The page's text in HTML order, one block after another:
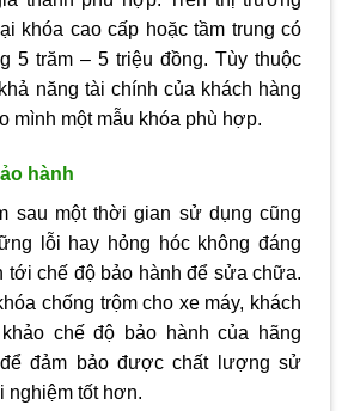
khóa cao cấp hoặc tầm trung có
5 trăm – 5 triệu đồng. Tùy thuộc
năng tài chính của khách hàng
mình một mẫu khóa phù hợp.
hành
sau một thời gian sử dụng cũng
lỗi hay hỏng hóc không đáng
tới chế độ bảo hành để sửa chữa.
chống trộm cho xe máy, khách
chế độ bảo hành của hãng
đảm bảo được chất lượng sử
nghiệm tốt hơn.